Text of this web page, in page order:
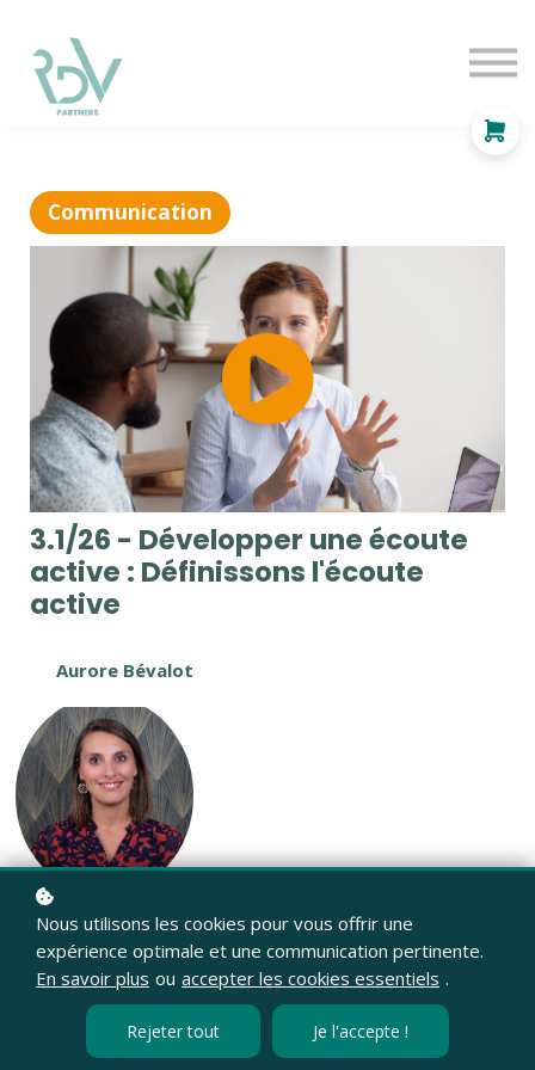
Se connecter
Communication
3.1/26 - Développer une écoute
active : Définissons l'écoute
active
Aurore Bévalot
Expert en communication
Mon offre de prestation
Objectif :
identifier le rôle de l'écoute active
Public cible :
Nous utilisons les cookies pour vous offrir une
expérience optimale et une communication pertinente.
En savoir plus ou accepter les cookies essentiels .
Rejeter tout Je l'accepte !